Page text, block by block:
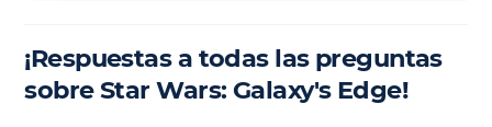
¡Respuestas a todas las preguntas
sobre Star Wars: Galaxy's Edge!